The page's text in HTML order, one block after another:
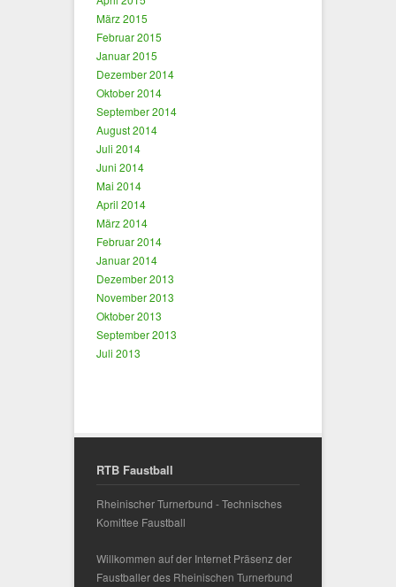
März 2015
Februar 2015
Januar 2015
Dezember 2014
Oktober 2014
September 2014
August 2014
Juli 2014
Juni 2014
Mai 2014
April 2014
März 2014
Februar 2014
Januar 2014
Dezember 2013
November 2013
Oktober 2013
September 2013
Juli 2013
RTB Faustball
Rheinischer Turnerbund - Technisches
Komittee Faustball
Willkommen auf der Internet Präsenz der
Faustballer des Rheinischen Turnerbund